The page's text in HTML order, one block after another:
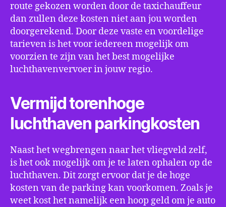
route gekozen worden door de taxichauffeur
dan zullen deze kosten niet aan jou worden
doorgerekend. Door deze vaste en voordelige
tarieven is het voor iedereen mogelijk om
voorzien te zijn van het best mogelijke
luchthavenvervoer in jouw regio.
Vermijd torenhoge
luchthaven parkingkosten
Naast het wegbrengen naar het vliegveld zelf,
is het ook mogelijk om je te laten ophalen op de
luchthaven. Dit zorgt ervoor dat je de hoge
kosten van de parking kan voorkomen. Zoals je
weet kost het namelijk een hoop geld om je auto